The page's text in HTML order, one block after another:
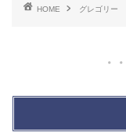
HOME グレゴリー